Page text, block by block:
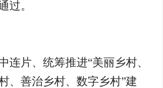
过。
连片、统筹推进“美丽乡村、
、善治乡村、数字乡村”建